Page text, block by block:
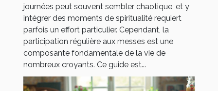
journées peut souvent sembler chaotique, et y
intégrer des moments de spiritualité requiert
parfois un effort particulier. Cependant, la
participation régulière aux messes est une
composante fondamentale de la vie de
nombreux croyants. Ce guide est...